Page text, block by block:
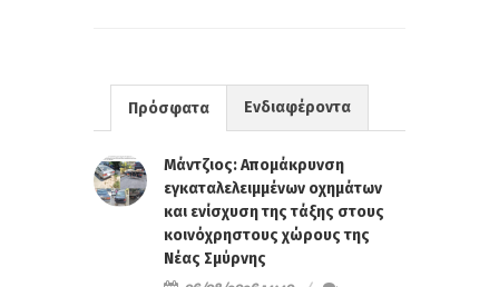
Πρόσφατα Ενδιαφέροντα
Μάντζιος: Απομάκρυνση
εγκαταλελειμμένων οχημάτων
και ενίσχυση της τάξης στους
κοινόχρηστους χώρους της
Νέας Σμύρνης